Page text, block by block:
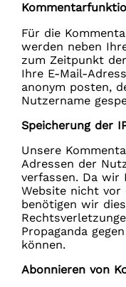
Für die
werden neben
zum Zeitpunkt
Ihre E-Mail-
anonym posten,
Nutzername
Speicherung der
Unsere
Adressen der
verfassen. Da wir
Website nicht vor
benötigen wir
Propaganda
können.
Abonnieren von